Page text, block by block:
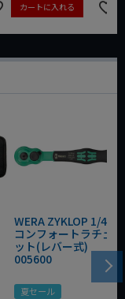
カートに入れる
WERA ZYKLOP 1/4"
コンフォートラチェ
ット(レバー式)
005600
夏セール